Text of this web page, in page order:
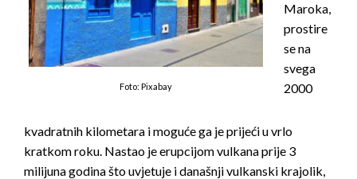
Foto: Pixabay
Maroka,
prostire
se na
svega
2000
kvadratnih kilometara i moguće ga je prijeći u vrlo
kratkom roku. Nastao je erupcijom vulkana prije 3
milijuna godina što uvjetuje i današnji vulkanski krajolik,